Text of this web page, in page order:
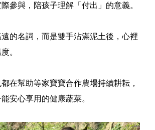
參與，陪孩子理解「付出」的意義。
的名詞，而是雙手沾滿泥土後，心裡
。
在幫助等家寶寶合作農場持續耕耘，
安心享用的健康蔬菜。